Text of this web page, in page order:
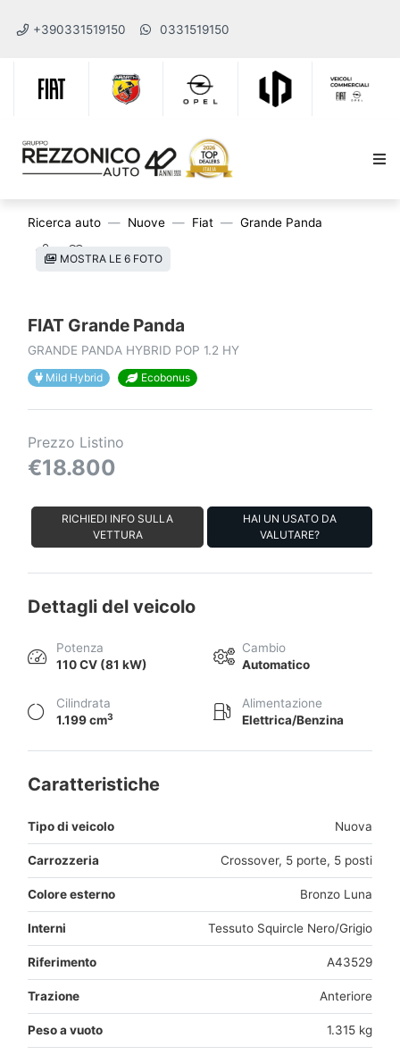
+390331519150 0331519150
Ricerca auto Nuove Fiat Grande Panda
MOSTRA LE 6 FOTO
FIAT Grande Panda
GRANDE PANDA HYBRID POP 1.2 HY
Mild Hybrid Ecobonus
Prezzo Listino
€18.800
RICHIEDI INFO SULLA
VETTURA
HAI UN USATO DA
VALUTARE?
Dettagli del veicolo
Potenza
110 CV (81 kW)
Cambio
Automatico
Cilindrata
1.199 cm3
Alimentazione
Elettrica/Benzina
Caratteristiche
Tipo di veicolo Nuova
Carrozzeria Crossover, 5 porte, 5 posti
Colore esterno Bronzo Luna
Interni Tessuto Squircle Nero/Grigio
Riferimento A43529
Trazione Anteriore
Peso a vuoto 1.315 kg